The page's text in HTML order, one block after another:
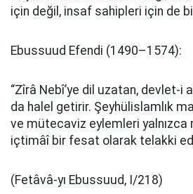
için değil, insaf sahipleri için de
Ebussuud Efendi (1490–1574):
“Zîrâ Nebî’ye dil uzatan, devlet-i
da halel getirir. Şeyhülislamlık
ve mütecaviz eylemleri yalnızca
içtimâî bir fesat olarak telakki
(Fetâvâ-yı Ebussuud, I/218)